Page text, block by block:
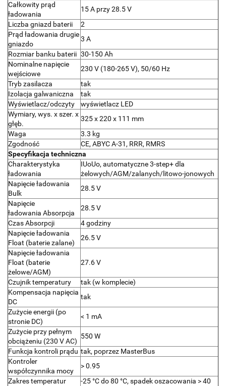
Całkowity prąd
ładowania
15 A przy 28.5 V
Liczba gniazd baterii
2
Prąd ładowania drugie
gniazdo
3 A
Rozmiar banku baterii 30-150 Ah
Nominalne napięcie
wejściowe
230 V (180-265 V), 50/60 Hz
Tryb zasilacza
tak
Izolacja galwaniczna
tak
Wyświetlacz/odczyty
wyświetlacz LED
Wymiary, wys. x szer. x
głęb.
325 x 220 x 111 mm
Waga
3.3 kg
Zgodność
CE, ABYC A-31, RRR, RMRS
Specyfikacja techniczna
Charakterystyka
ładowania
IUoUo, automatyczne 3-step+ dla
żelowych/AGM/zalanych/litowo-jonowych
Napięcie ładowania
Bulk
28.5 V
Napięcie
ładowania Absorpcja
28.5 V
Czas Absorpcji
4 godziny
Napięcie ładowania
Float (baterie zalane)
26.5 V
Napięcie ładowania
Float (baterie
żelowe/AGM)
27.6 V
Czujnik temperatury
tak (w komplecie)
Kompensacja napięcia
DC
tak
Zużycie energii (po
stronie DC)
< 1 mA
Zużycie przy pełnym
obciążeniu (230 V AC)
550 W
Funkcja kontroli prądu tak, poprzez MasterBus
Kontroler
współczynnika mocy
> 0.95
Zakres temperatur
-25 °C do 80 °C, spadek oszacowania > 40